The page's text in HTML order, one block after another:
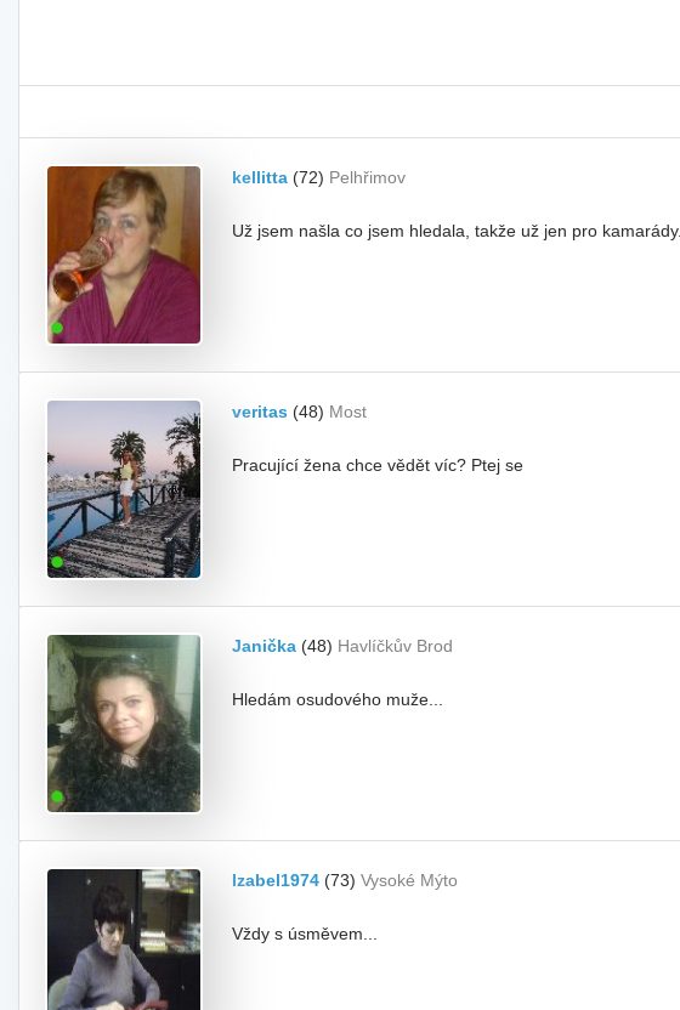
kellitta (72) Pelhřimov
Už jsem našla co jsem hledala, takže už jen pro kamarády.
veritas (48) Most
Pracující žena chce vědět víc? Ptej se
Janička (48) Havlíčkův Brod
Hledám osudového muže...
Izabel1974 (73) Vysoké Mýto
Vždy s úsměvem...